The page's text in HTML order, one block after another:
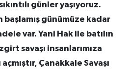
günler yaşıyoruz.
başlamış günümüze kadar
var. Yani Hak ile batılın
savaşı insanlarımıza
Çanakkale Savaşı